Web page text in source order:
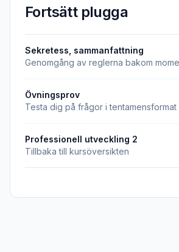
Fortsätt plugga
Sekretess, sammanfattning
Genomgång av reglerna bakom
Övningsprov
Testa dig på frågor i tentamensformat
Professionell utveckling 2
Tillbaka till kursöversikten